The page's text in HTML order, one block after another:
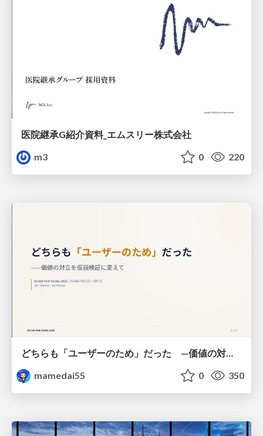
医院継承G紹介資料_エムスリー株式会社
m3
0 220
どちらも「ユーザーのため」だった —価値の対立を仮説検証に変えて #Scrumfest Osaka 2026
mamedai55
0 350